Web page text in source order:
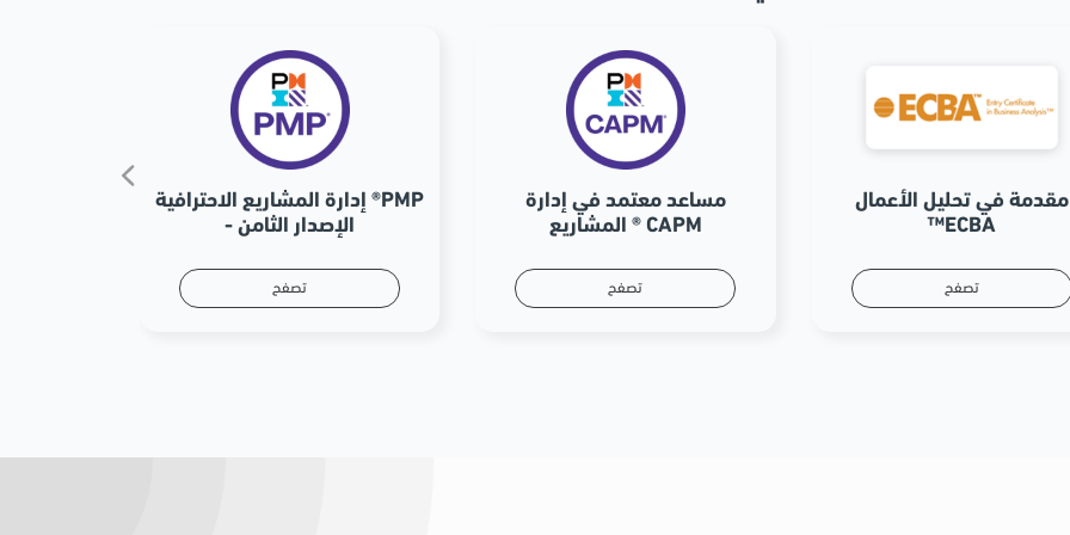
إدارة المشاريع الاحترافية ®PMP
- الإصدار الثامن
تصفح
مساعد معتمد في إدارة
المشاريع ® CAPM
تصفح
مقدمة في تحليل الأعمال
™ECBA
تصفح